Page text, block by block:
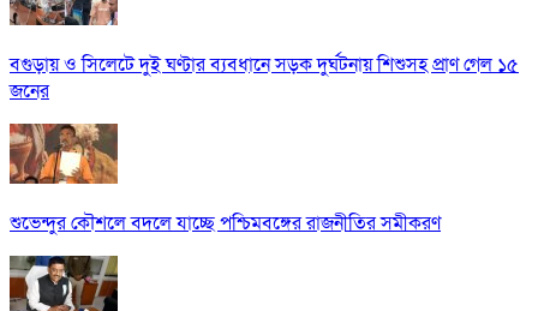
বগুড়ায় ও সিলেটে দুই ঘণ্টার ব্যবধানে সড়ক দুর্ঘটনায় শিশুসহ প্রাণ গেল ১৫
জনের
শুভেন্দুর কৌশলে বদলে যাচ্ছে পশ্চিমবঙ্গের রাজনীতির সমীকরণ